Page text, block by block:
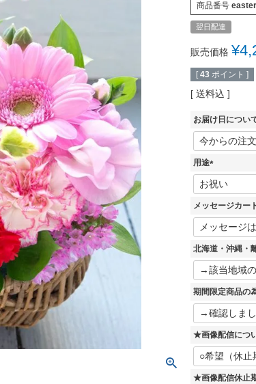
商品番号 easter
翌日配達
販売価格 ¥
[ 43 ポイント ]
送料込
お届け日につい
用途
(
必
須
メッセージカー
北海道・沖縄・
期間限定商品の
★画像配信につ
★画像配信休止